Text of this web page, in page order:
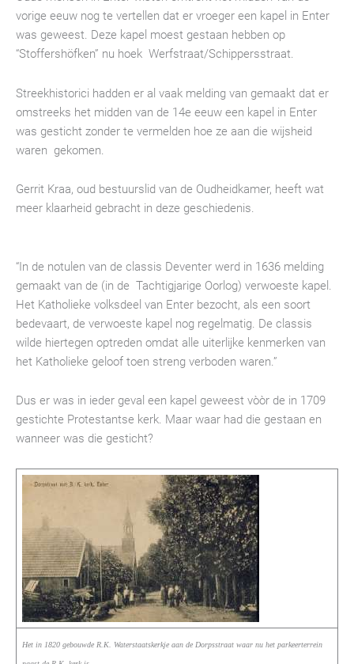
vorige eeuw nog te vertellen dat er vroeger een kapel in Enter
was geweest. Deze kapel moest gestaan hebben op
“Stoffershöfken” nu hoek Werfstraat/Schippersstraat.
Streekhistorici hadden er al vaak melding van gemaakt dat er
omstreeks het midden van de 14e eeuw een kapel in Enter
was gesticht zonder te vermelden hoe ze aan die wijsheid
waren gekomen.
Gerrit Kraa, oud bestuurslid van de Oudheidkamer, heeft wat
meer klaarheid gebracht in deze geschiedenis.
“In de notulen van de classis Deventer werd in 1636 melding
gemaakt van de (in de Tachtigjarige Oorlog) verwoeste kapel.
Het Katholieke volksdeel van Enter bezocht, als een soort
bedevaart, de verwoeste kapel nog regelmatig. De classis
wilde hiertegen optreden omdat alle uiterlijke kenmerken van
het Katholieke geloof toen streng verboden waren.”
Dus er was in ieder geval een kapel geweest vòòr de in 1709
gestichte Protestantse kerk. Maar waar had die gestaan en
wanneer was die gesticht?
Het in 1820 gebouwde R.K. Waterstaatskerkje aan de Dorpsstraat waar nu het parkeerterrein